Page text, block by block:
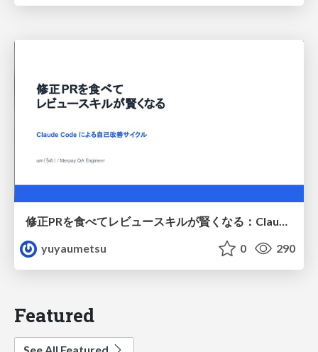
修正PRを食べてレビュースキルが賢くなる：Claude Codeによる自己改善サイクル
yuyaumetsu
0 290
Featured